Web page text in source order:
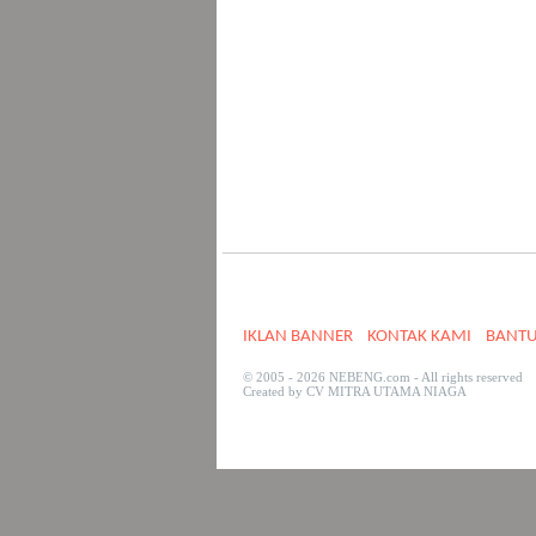
IKLAN BANNER KONTAK KAMI
© 2005 - 2026 NEBENG.com - All rights reserved
Created by CV MITRA UTAMA NIAGA